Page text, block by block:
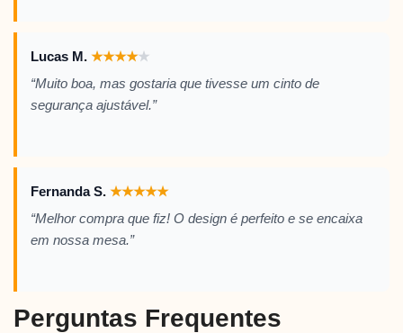
Lucas M. ★★★★★
“Muito boa, mas gostaria que tivesse um cinto de
segurança ajustável.”
Fernanda S. ★★★★★
“Melhor compra que fiz! O design é perfeito e se encaixa
em nossa mesa.”
Perguntas Frequentes